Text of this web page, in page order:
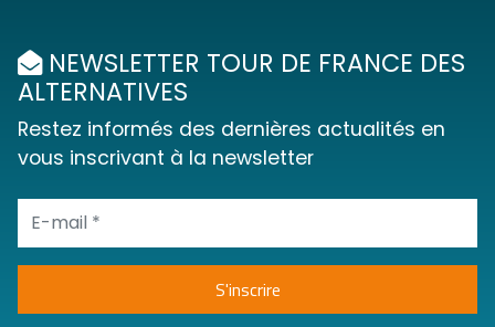
NEWSLETTER TOUR DE FRANCE DES
ALTERNATIVES
Restez informés des dernières actualités en
vous inscrivant à la newsletter